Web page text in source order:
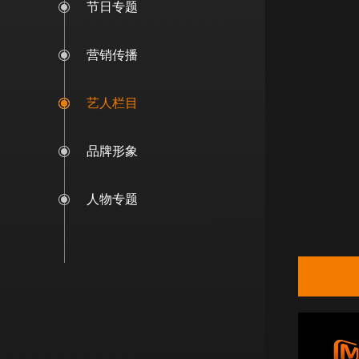
节日专题
营销传播
艺人栏目
品牌形象
人物专题